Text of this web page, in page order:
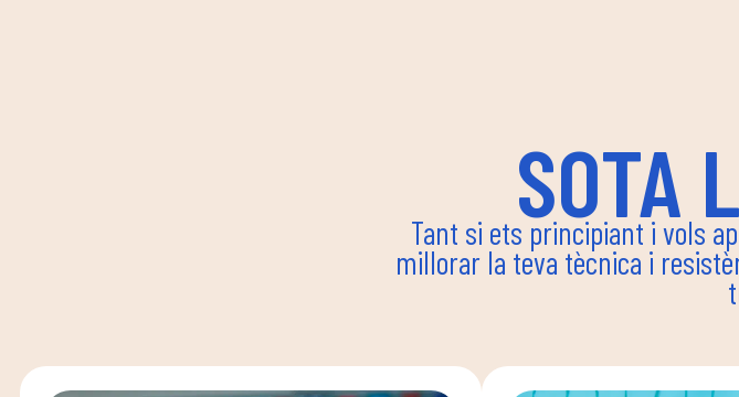
SOTA
Tant si ets principiant i vols
millorar la teva tècnica i